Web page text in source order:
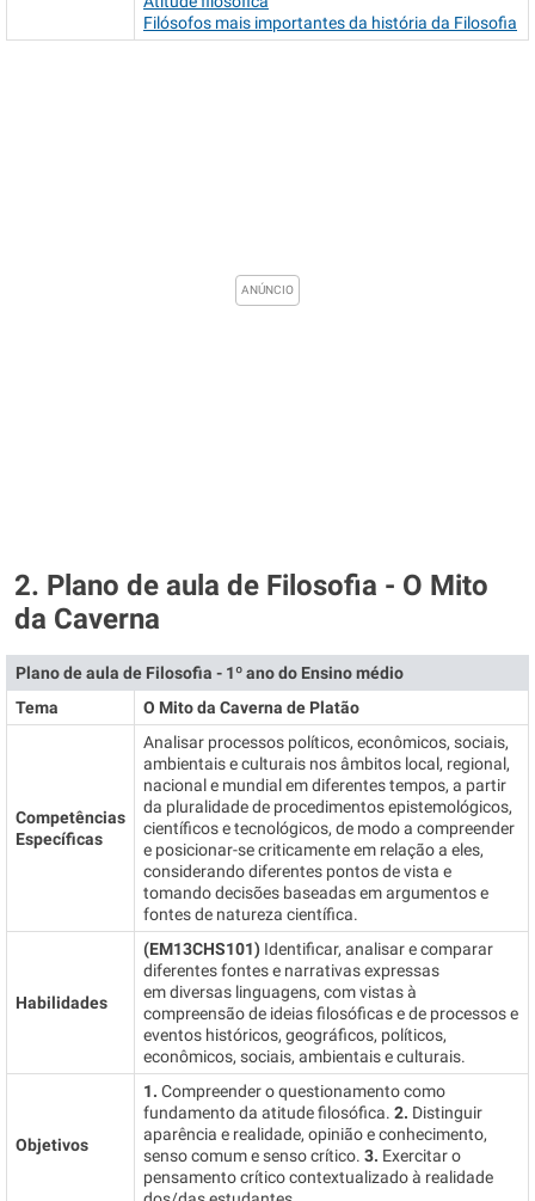
Filósofos mais importantes da história da Filosofia
2. Plano de aula de Filosofia - O Mito
da Caverna
Plano de aula de Filosofia - 1º ano do Ensino médio
Tema
O Mito da Caverna de Platão
Competências
Específicas
Analisar processos políticos, econômicos, sociais,
ambientais e culturais nos âmbitos local, regional,
nacional e mundial em diferentes tempos, a partir
da pluralidade de procedimentos epistemológicos,
científicos e tecnológicos, de modo a compreender
e posicionar-se criticamente em relação a eles,
considerando diferentes pontos de vista e
tomando decisões baseadas em argumentos e
fontes de natureza científica.
Habilidades
(EM13CHS101) Identificar, analisar e comparar
diferentes fontes e narrativas expressas
em diversas linguagens, com vistas à
compreensão de ideias filosóficas e de processos e
eventos históricos, geográficos, políticos,
econômicos, sociais, ambientais e culturais.
Objetivos
1. Compreender o questionamento como
fundamento da atitude filosófica. 2. Distinguir
aparência e realidade, opinião e conhecimento,
senso comum e senso crítico. 3. Exercitar o
pensamento crítico contextualizado à realidade